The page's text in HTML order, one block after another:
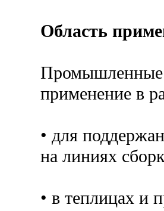
Область
Промышленные
применение в
• для
на линиях
• в теплицах и